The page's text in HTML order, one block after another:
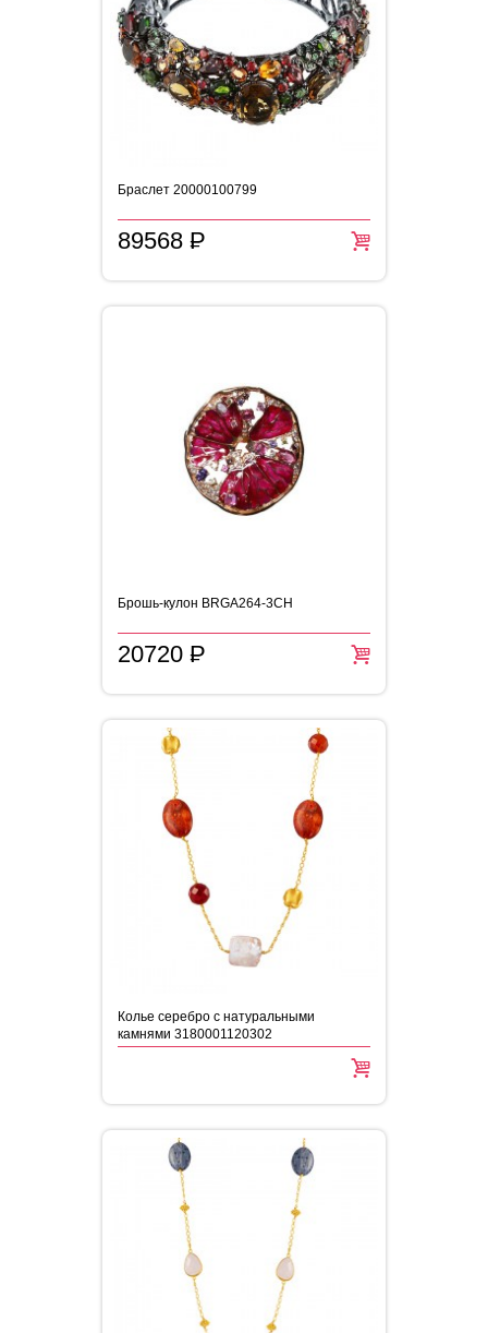
Браслет 20000100799
89568 =
P
Брошь-кулон BRGA264-3CH
20720 =
P
Колье серебро с натуральными
камнями 3180001120302